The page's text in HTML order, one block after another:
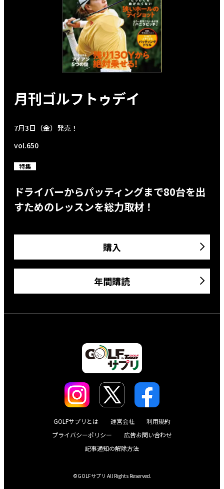
月刊ゴルフトゥデイ
7月3日（金）発売！
vol.650
特集
ドライバーからパッティングまで80台を出
すためのレッスンを総力取材！
購入
年間購読
GOLFサプリとは 運営会社
利用規約
プライバシーポリシー
広告お問い合わせ
記事通知の解除方法
©GOLFサプリ All Rights Reserved.